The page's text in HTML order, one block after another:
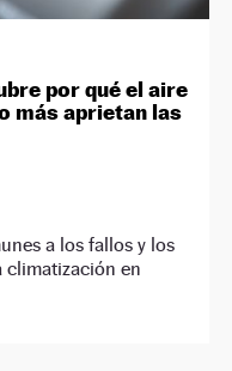
por qué el aire
más aprietan las
a los fallos y los
climatización en